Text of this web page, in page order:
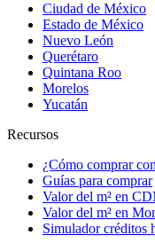
Ciudad de México
Estado de México
Nuevo León
Querétaro
Quintana Roo
Morelos
Yucatán
Recursos
¿Cómo comprar
Guías para comprar
Valor del m² en
Valor del m² en
Simulador créditos